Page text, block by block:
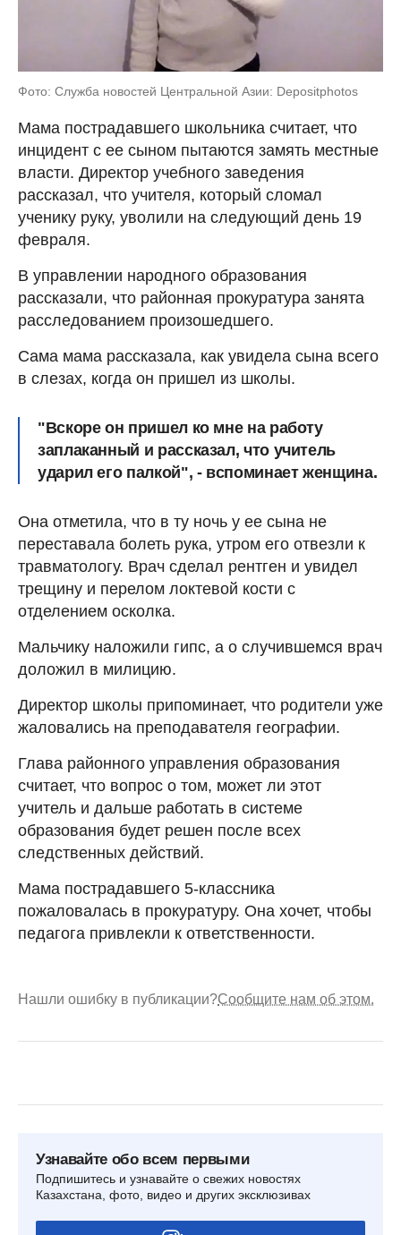
Фото: Служба новостей Центральной Азии: Depositphotos
Мама пострадавшего школьника считает, что
инцидент с ее сыном пытаются замять местные
власти. Директор учебного заведения
рассказал, что учителя, который сломал
ученику руку, уволили на следующий день 19
февраля.
В управлении народного образования
рассказали, что районная прокуратура занята
расследованием произошедшего.
Сама мама рассказала, как увидела сына всего
в слезах, когда он пришел из школы.
"Вскоре он пришел ко мне на работу
заплаканный и рассказал, что учитель
ударил его палкой", - вспоминает женщина.
Она отметила, что в ту ночь у ее сына не
переставала болеть рука, утром его отвезли к
травматологу. Врач сделал рентген и увидел
трещину и перелом локтевой кости с
отделением осколка.
Мальчику наложили гипс, а о случившемся врач
доложил в милицию.
Директор школы припоминает, что родители уже
жаловались на преподавателя географии.
Глава районного управления образования
считает, что вопрос о том, может ли этот
учитель и дальше работать в системе
образования будет решен после всех
следственных действий.
Мама пострадавшего 5-классника
пожаловалась в прокуратуру. Она хочет, чтобы
педагога привлекли к ответственности.
Нашли ошибку в публикации?Сообщите нам об этом.
Узнавайте обо всем первыми
Подпишитесь и узнавайте о свежих новостях
Казахстана, фото, видео и других эксклюзивах